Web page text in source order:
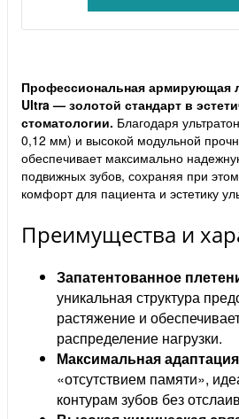
Профессиональная армирующая
Ultra — золотой стандарт в
стоматологии. Благодаря
0,12 мм) и высокой модульной
обеспечивает максимально
подвижных зубов, сохраняя при
комфорт для пациента и эстетику
Преимущества и
Запатентованное
уникальная структура
растяжение и
распределение нагрузки.
Максимальная
«отсутствием памяти»,
контурам зубов без